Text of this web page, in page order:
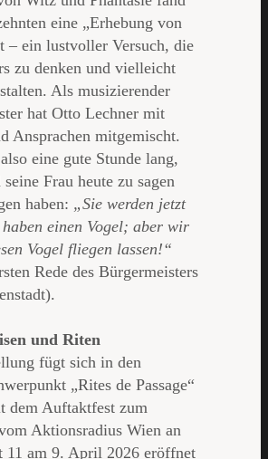
eine „Erhebung von
– ein lustvoller Versuch, die
zu denken und vielleicht
Als musizierender
hat Otto Lechner mit
Ansprachen mitgemischt.
eine gute Stunde lang,
Frau heute zu sagen
haben: „Sie werden jetzt
einen Vogel; aber wir
Vogel fliegen lassen!“
Rede des Bürgermeisters
und Riten
fügt sich in den
„Rites de Passage“
dem Auftaktfest zum
Aktionsradius Wien an
11 am 9. April 2026 eröffnet